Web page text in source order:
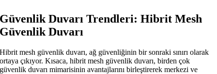
Güvenlik Duvarı Trendleri: Hibrit Mesh
Güvenlik Duvarı
Hibrit mesh güvenlik duvarı, ağ güvenliğinin bir sonraki sınırı olarak
ortaya çıkıyor. Kısaca, hibrit mesh güvenlik duvarı, birden çok
güvenlik duvarı mimarisinin avantajlarını birleştirerek merkezi ve